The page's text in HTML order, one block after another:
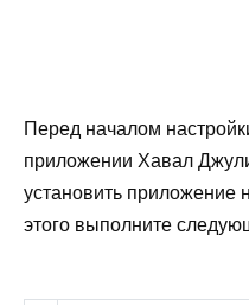
Перед началом
приложении Хавал
установить приложение
этого выполните